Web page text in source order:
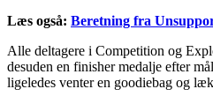
Læs også: Beretning fra
Alle deltagere i Competition og
desuden en finisher medalje efter
ligeledes venter en goodiebag og